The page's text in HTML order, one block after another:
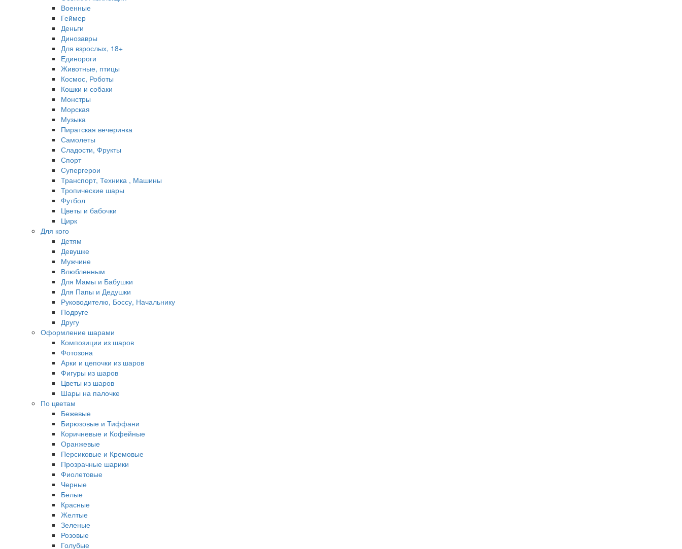
Военные
Геймер
Деньги
Динозавры
Для взрослых, 18+
Единороги
Животные, птицы
Космос, Роботы
Кошки и собаки
Монстры
Морская
Музыка
Пиратская вечеринка
Самолеты
Сладости, Фрукты
Спорт
Супергерои
Транспорт, Техника , Машины
Тропические шары
Футбол
Цветы и бабочки
Цирк
Для кого
Детям
Девушке
Мужчине
Влюбленным
Для Мамы и Бабушки
Для Папы и Дедушки
Руководителю, Боссу, Начальнику
Подруге
Другу
Оформление шарами
Композиции из шаров
Фотозона
Арки и цепочки из шаров
Фигуры из шаров
Цветы из шаров
Шары на палочке
По цветам
Бежевые
Бирюзовые и Тиффани
Коричневые и Кофейные
Оранжевые
Персиковые и Кремовые
Прозрачные шарики
Фиолетовые
Черные
Белые
Красные
Желтые
Зеленые
Розовые
Голубые